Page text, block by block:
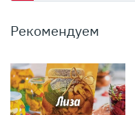
Рекомендуем